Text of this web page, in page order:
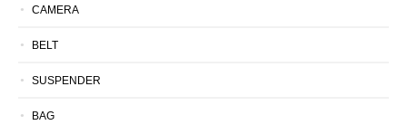
CAMERA
BELT
SUSPENDER
BAG